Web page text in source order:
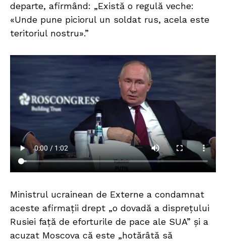
departe, afirmând: „Există o regulă veche:
«Unde pune piciorul un soldat rus, acela este
teritoriul nostru».”
Ministrul ucrainean de Externe a condamnat
aceste afirmații drept „o dovadă a disprețului
Rusiei față de eforturile de pace ale SUA” și a
acuzat Moscova că este „hotărâtă să